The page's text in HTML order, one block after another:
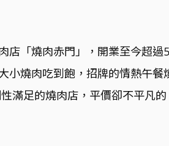
店「燒肉赤門」，開業至今超
小燒肉吃到飽，招牌的情熱午
滿足的燒肉店，平價卻不平凡